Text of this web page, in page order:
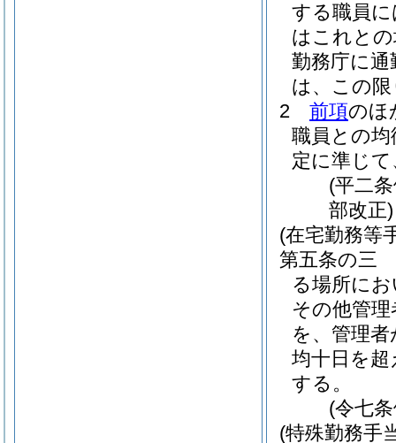
する職員
はこれと
勤務庁に
は、この
2
前項のほ
職員との
定に準じ
(平二
部改正)
(在宅勤務等
第五条の三
る場所に
その他管
を、管理
均十日を
する。
(令七
(特殊勤務手